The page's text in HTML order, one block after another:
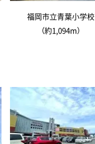
福岡市立青葉小学校
（約1,094m）